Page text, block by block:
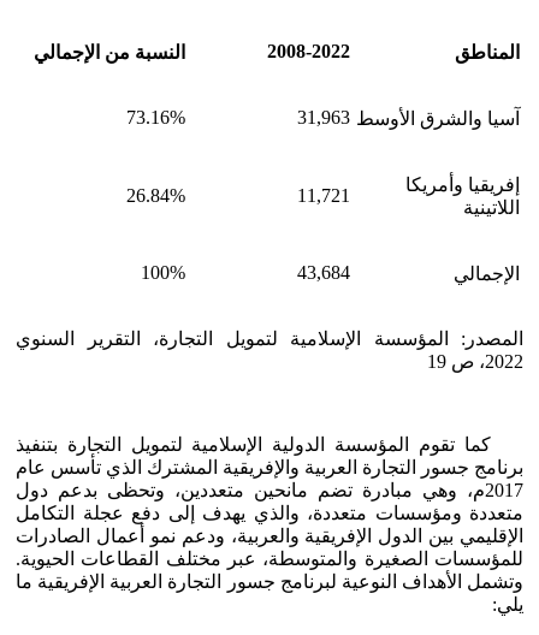
المناطق 2008-2022 النسبة من الإجمالي
آسيا والشرق الأوسط 31,963
73.16%
إفريقيا وأمريكا
اللاتينية
11,721
26.84%
الإجمالي 43,684
100%
المصدر: المؤسسة الإسلامية لتمويل التجارة، التقرير السنوي
2022، ص 19
كما تقوم المؤسسة الدولية الإسلامية لتمويل التجارة بتنفيذ
برنامج جسور التجارة العربية والإفريقية المشترك الذي تأسس عام
2017م، وهي مبادرة تضم مانحين متعددين، وتحظى بدعم دول
متعددة ومؤسسات متعددة، والذي يهدف إلى دفع عجلة التكامل
الإقليمي بين الدول الإفريقية والعربية، ودعم نمو أعمال الصادرات
للمؤسسات الصغيرة والمتوسطة، عبر مختلف القطاعات الحيوية.
وتشمل الأهداف النوعية لبرنامج جسور التجارة العربية الإفريقية ما
يلي: